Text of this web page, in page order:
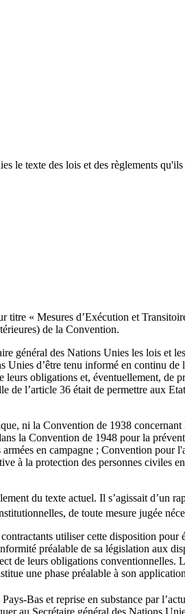
le texte des lois et des règlements
« Mesures d’Exécution et
de la Convention.
général des Nations Unies les lois et
d’être tenu informé en continu
obligations et, éventuellement,
l’article 36 était de permettre aux
ni la Convention de 1938
la Convention de 1948 pour la
en campagne ; Convention pour
à la protection des personnes civiles
du texte actuel. Il s’agissait d’un
de toute mesure jugée
utiliser cette disposition
préalable de sa législation aux
de leurs obligations
une phase préalable à son
Bas et reprise en substance par